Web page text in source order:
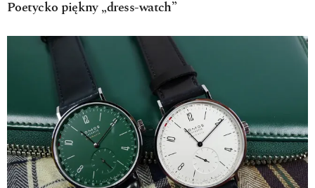
Poetycko piękny „dress-watch”